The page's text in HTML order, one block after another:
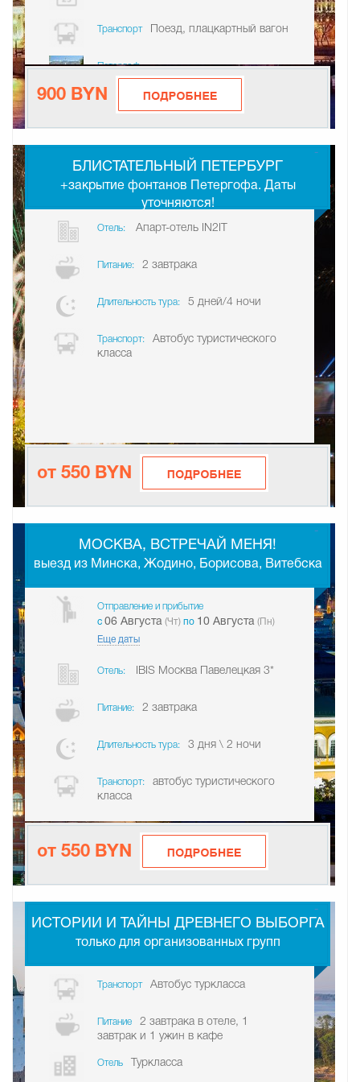
Транспорт Поезд, плацкартный вагон
Петергоф
900 BYN
БЛИСТАТЕЛЬНЫЙ ПЕТЕРБУРГ
+закрытие фонтанов Петергофа. Даты
уточняются!
Отель: Апарт-отель IN2IT
Питание: 2 завтрака
Длительность тура: 5 дней/4 ночи
Транспорт:
Автобус туристического
класса
от 550 BYN
-
МОСКВА, ВСТРЕЧАЙ МЕНЯ!
выезд из Минска, Жодино, Борисова, Витебска
Отправление и прибытие
c 06 Августа (Чт) по 10 Августа (Пн)
Еще даты
Отель: IBIS Москва Павелецкая 3*
Питание: 2 завтрака
Длительность тура: 3 дня \ 2 ночи
Транспорт:
автобус туристического
класса
от 550 BYN
-
ИСТОРИИ И ТАЙНЫ ДРЕВНЕГО ВЫБОРГА
только для организованных групп
Транспорт Автобус туркласса
Питание
2 завтрака в отеле, 1
завтрак и 1 ужин в кафе
Отель Туркласса
-